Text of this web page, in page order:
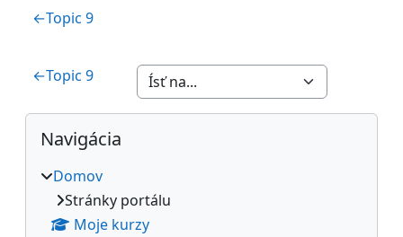
Osnova sekcie
←Topic 9
←Topic 9
Bloky
Preskočiť Navigácia
Navigácia
Domov
Stránky portálu
Moje kurzy